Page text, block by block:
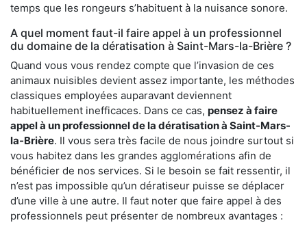
temps que les rongeurs s’habituent à la nuisance sonore.
A quel moment faut-il faire appel à un professionnel
du domaine de la dératisation à Saint-Mars-la-Brière ?
Quand vous vous rendez compte que l’invasion de ces
animaux nuisibles devient assez importante, les méthodes
classiques employées auparavant deviennent
habituellement inefficaces. Dans ce cas, pensez à faire
appel à un professionnel de la dératisation à Saint-Mars-
la-Brière. Il vous sera très facile de nous joindre surtout si
vous habitez dans les grandes agglomérations afin de
bénéficier de nos services. Si le besoin se fait ressentir, il
n’est pas impossible qu’un dératiseur puisse se déplacer
d’une ville à une autre. Il faut noter que faire appel à des
professionnels peut présenter de nombreux avantages :